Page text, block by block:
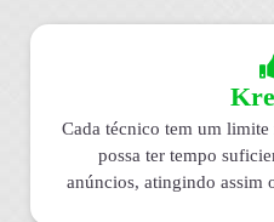
Cada técnico tem um
possa ter tempo
anúncios, atingindo assim